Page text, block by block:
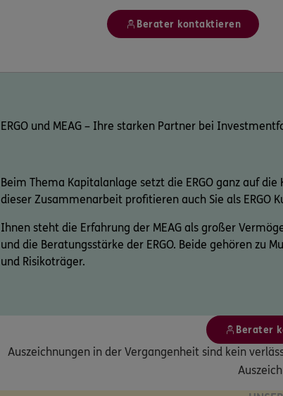
Berater kontaktieren
ERGO und MEAG – Ihre starken Partner bei
Beim Thema Kapitalanlage setzt die ERGO ganz auf
dieser Zusammenarbeit profitieren auch Sie als ERGO
Ihnen steht die Erfahrung der MEAG als großer
und die Beratungsstärke der ERGO. Beide gehören zu
und Risikoträger.
Berater
Auszeichnungen in der Vergangenheit sind kein